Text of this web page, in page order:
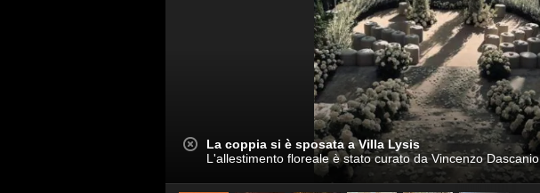
La coppia si è sposata a Villa Lysis
L'allestimento floreale è stato curato da Vincenzo Dascanio